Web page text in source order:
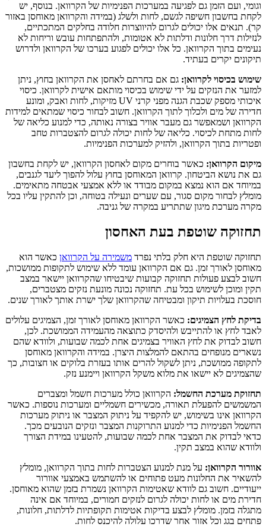
וגומי, ועם הזמן גם לפגיעה במערכות הפנימיות של הקרוואן. בנוסף, יש
לקחת בחשבון חשיפה לגשם, לחות ולשלג (במידה והקרוואן מאוחסן באזור
קר). תנאים אלו יכולים לגרום להיווצרות חלודה בחלקים המתכתיים,
לנזילות דרך חלונות ודלתות לא אטומות, ולהתפתחות עובש וריחות לא
נעימים בתוך הקרוואן. כל אלו יכולים לפגוע בערכו של הקרוואן ולדרוש
תיקונים יקרים בעתיד.
שימוש בכיסוי לקרוואן: גם אם בחרתם לאחסן את הקרוואן בחוץ, ניתן
למזער את הנזקים על ידי שימוש בכיסוי מותאם אישית לקרוואן. כיסוי
איכותי מספק שכבת הגנה מפני קרני UV מזיקות, לחות ואבק, ומונע
חדירה של מים ולכלוך לתוך הקרוואן. חשוב לבחור כיסוי שמתאים למידות
הקרוואן ושמאפשר גם מעבר אוויר בצורה נאותה, כדי למנוע כליאה של
לחות מתחת לכיסוי. כליאה של לחות יכולה לגרום להצטברות טחב
ופטריות בתוך הקרוואן, ולהזיק למערכות הפנימיות.
מיקום הקרוואן: כאשר בוחרים מקום לאחסון הקרוואן, יש לקחת בחשבון
גם את נושא הביטחון. קרוואן המאוחסן בחוץ עלול להפוך ליעד לגנבים,
במיוחד אם הוא נמצא במקום מבודד או ללא אמצעי אבטחה מתאימים.
מומלץ לבחור מקום סגור, עם שערים ונעילה בטוחה, וכן להתקין עליו בכל
מקרה מערכת מיגון שתתריע במקרה של גניבה.
תחזוקה שוטפת בעת האחסון
תחזוקה שוטפת היא חלק בלתי נפרד משמירה על הקרוואן כאשר הוא
מאוחסן לאורך זמן. גם אם הקרוואן עומד ללא שימוש לתקופות ממושכות,
חשוב לבצע פעולות תחזוקה קבועות שיבטיחו שהקרוואן יישאר במצב
תקין ומוכן לשימוש בכל עת. תחזוקה נכונה מונעת נזקים מצטברים,
חוסכת בעלויות תיקון ומבטיחה שהקרוואן שלך ישרת אותך לאורך שנים.
בדיקת לחץ הצמיגים: כאשר הקרוואן מאוחסן לאורך זמן, הצמיגים עלולים
לאבד לחץ או להתייבש ולהיסדק כתוצאה מהעמידה הממושכת. לכן,
חשוב לבדוק את לחץ האוויר בצמיגים אחת לכמה שבועות, ולוודא שהם
נשארים מנופחים בהתאם להמלצות היצרן. במידה והקרוואן מאוחסן
לתקופה ממושכת, ניתן לשקול להרים אותו בעזרת בלוקים או חצובות, כך
שהצמיגים לא יישאו את מלוא משקל הקרוואן ויימנע נזק.
תחזוקת מערכת החשמל: הקרוואן כולל מערכות חשמל ומצברים
המשמשים להפעלת תאורה, מכשירים חשמליים ומערכות נוספות. כאשר
הקרוואן אינו בשימוש, יש להקפיד על ניתוק המצבר או ניתוק מערכות
החשמל הפנימיות כדי למנוע התרוקנות המצבר ונזקים הנובעים מכך.
כדאי לבדוק את המצבר אחת לכמה שבועות, להטעינו במידת הצורך
ולוודא שהוא במצב תקין.
אוורור הקרוואן: על מנת למנוע הצטברות לחות בתוך הקרוואן, מומלץ
להשאיר את החלונות מעט פתוחים או להשתמש באמצעי אוורור
ייעודיים. חשוב גם לוודא שאטימות הקרוואן נשמרת בזמן שהוא מאוחסן.
חדירת מים או לחות יכולה לגרום לנזקים חמורים, במיוחד אם אינה
מתגלה בזמן. מומלץ לבצע בדיקות אטימות תקופתיות לדלתות, חלונות,
פתחים בגג וכל אזור אחר שדרכו עלולה להיכנס לחות.